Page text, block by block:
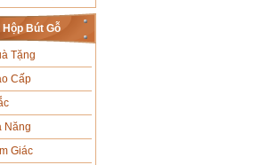
Bút Gỗ
Tặng
Cấp
Năng
Giác